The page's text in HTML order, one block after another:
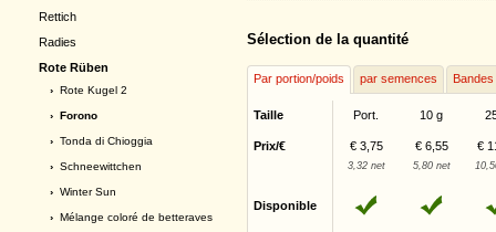
Rettich
Radies
Rote Rüben
› Rote Kugel 2
› Forono
› Tonda di Chioggia
› Schneewittchen
› Winter Sun
› Mélange coloré de betteraves
Sélection de la quantité
Par portion/poids par semences
Taille Port. 10 g
Prix/€ € 3,75 € 6,55 €
3,32 net 5,80 net
Disponible